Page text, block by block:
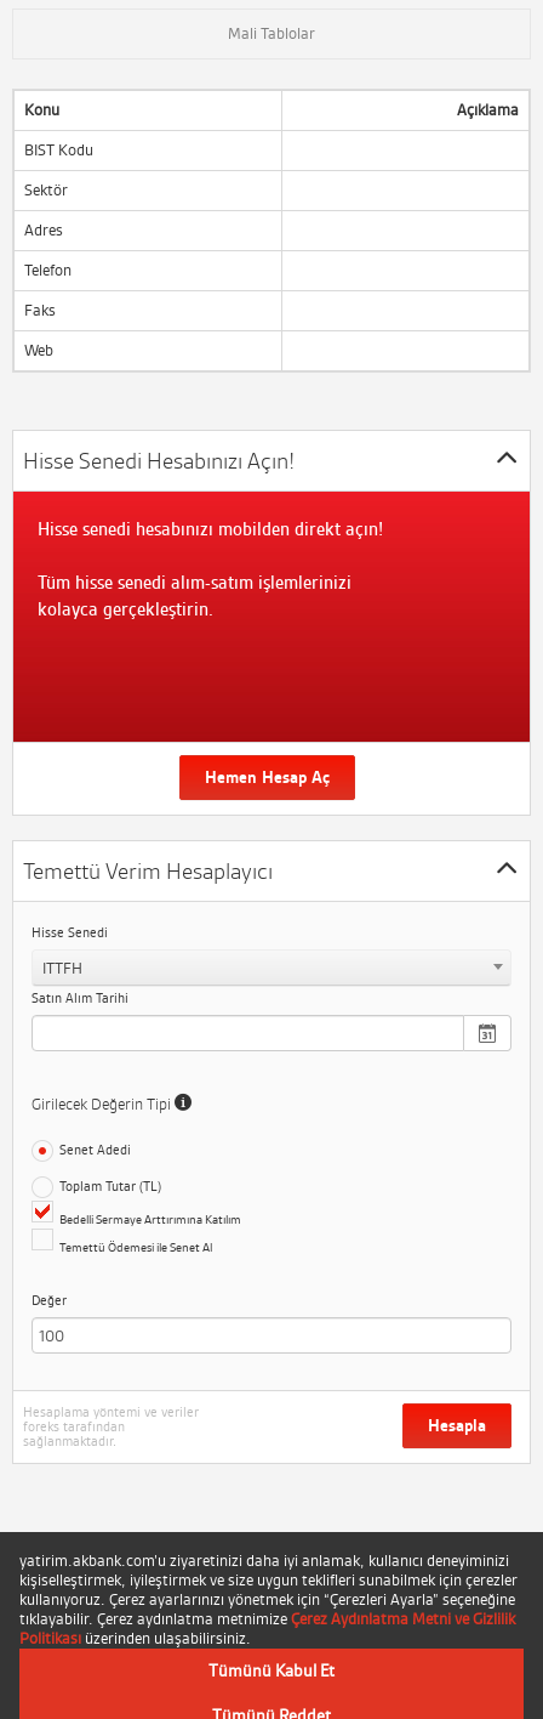
Mali Tablolar
Konu Açıklama
BIST Kodu
Sektör
Adres
Telefon
Faks
Web
Hisse Senedi Hesabınızı Açın!
Hisse senedi hesabınızı mobilden direkt açın!
Tüm hisse senedi alım-satım işlemlerinizi
kolayca gerçekleştirin.
Hemen Hesap Aç
Temettü Verim Hesaplayıcı
Hisse Senedi
ITTFH
Satın Alım Tarihi
Girilecek Değerin Tipi
Senet Adedi
Toplam Tutar (TL)
Bedelli Sermaye Arttırımına Katılım
Temettü Ödemesi ile Senet Al
Değer
Hesaplama yöntemi ve veriler
foreks tarafından
sağlanmaktadır.
Hesapla